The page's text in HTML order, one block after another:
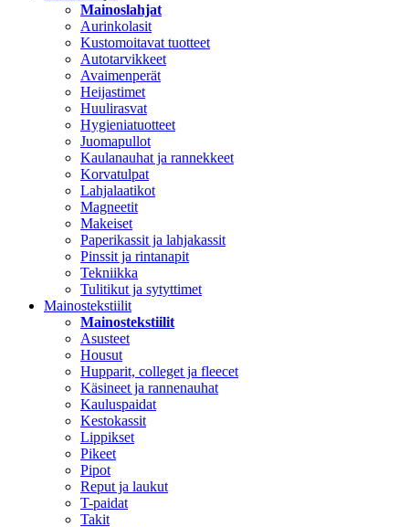
Mainoslahjat
Aurinkolasit
Kustomoitavat tuotteet
Autotarvikkeet
Avaimenperät
Heijastimet
Huulirasvat
Hygieniatuotteet
Juomapullot
Kaulanauhat ja rannekkeet
Korvatulpat
Lahjalaatikot
Magneetit
Makeiset
Paperikassit ja lahjakassit
Pinssit ja rintanapit
Tekniikka
Tulitikut ja sytyttimet
Mainostekstiilit
Mainostekstiilit
Asusteet
Housut
Hupparit, colleget ja fleecet
Käsineet ja rannenauhat
Kauluspaidat
Kestokassit
Lippikset
Pikeet
Pipot
Reput ja laukut
T-paidat
Takit